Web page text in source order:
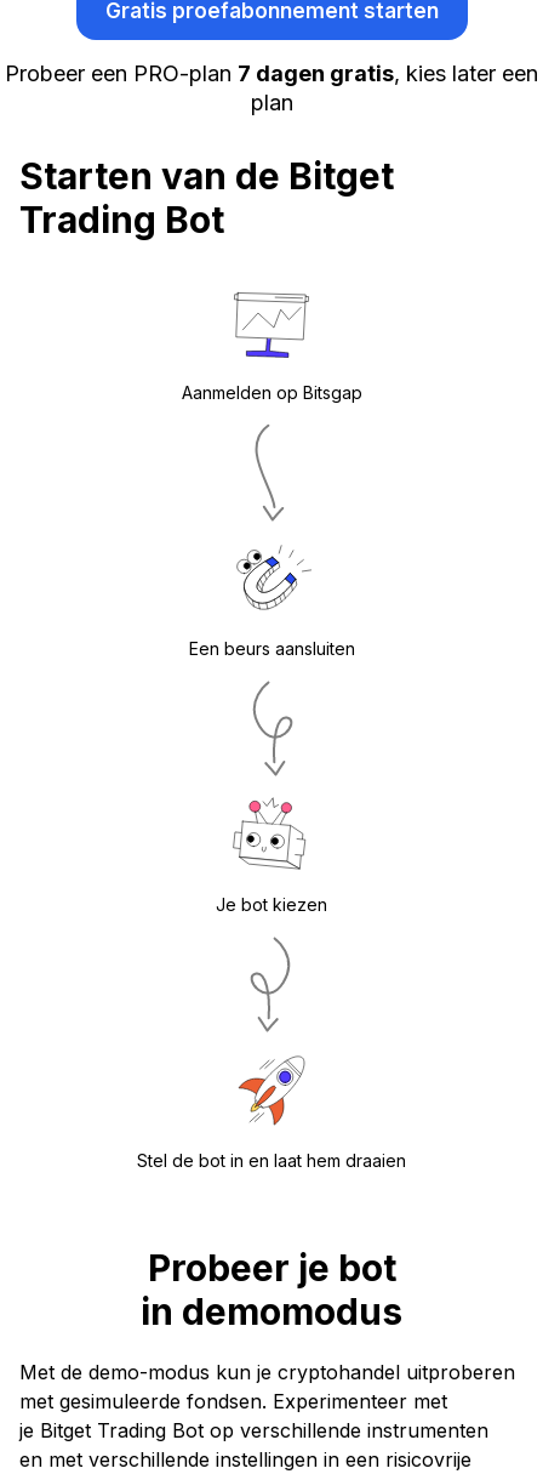
Gratis proefabonnement starten
Probeer een PRO-plan 7 dagen gratis, kies later een
plan
Starten van de Bitget
Trading Bot
Aanmelden op Bitsgap
Een beurs aansluiten
Je bot kiezen
Stel de bot in en laat hem draaien
Probeer je bot
in demomodus
Met de demo-modus kun je cryptohandel uitproberen
met gesimuleerde fondsen. Experimenteer met
je Bitget Trading Bot op verschillende instrumenten
en met verschillende instellingen in een risicovrije